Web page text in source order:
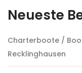
Neueste
Charterboote /
Recklinghausen